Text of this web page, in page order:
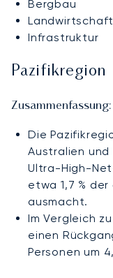
Bergbau
Landwirtschaft
Infrastruktur
Pazifikregion
Zusammenfassung:
Die
Australien
Ultra-High-
etwa 1,7 %
ausmacht.
Im Vergleich
einen
Personen um